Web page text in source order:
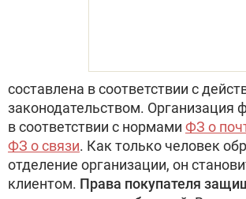
составлена в соответствии с
законодательством. Организация
в соответствии с нормами ФЗ о
ФЗ о связи. Как только человек
отделение организации, он
клиентом. Права покупателя